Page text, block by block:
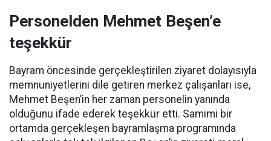
Personelden Mehmet Beşen’e
teşekkür
Bayram öncesinde gerçekleştirilen ziyaret dolayısıyla
memnuniyetlerini dile getiren merkez çalışanları ise,
Mehmet Beşen’in her zaman personelin yanında
olduğunu ifade ederek teşekkür etti. Samimi bir
ortamda gerçekleşen bayramlaşma programında